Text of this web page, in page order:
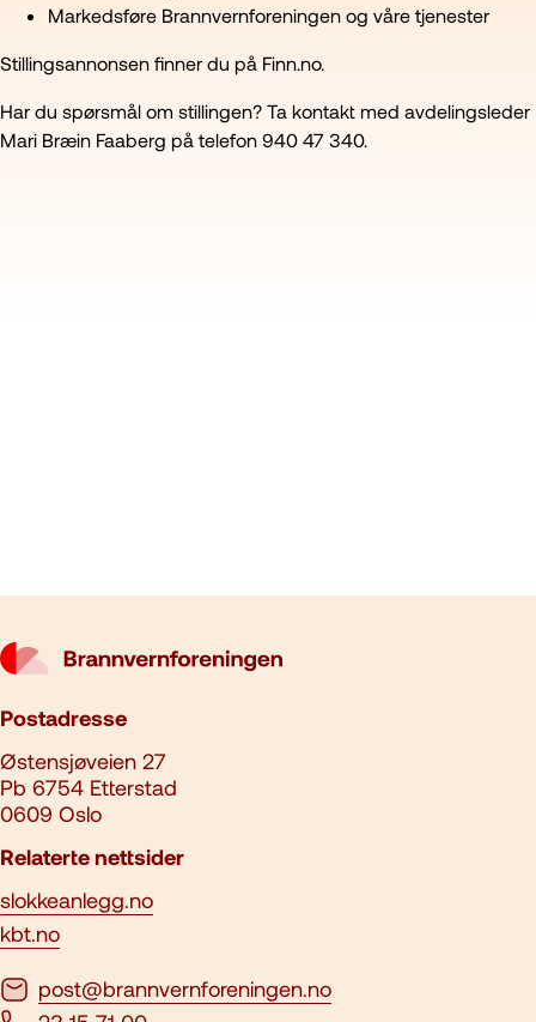
Markedsføre Brannvernforeningen og våre tjenester
Stillingsannonsen finner du på Finn.no.
Har du spørsmål om stillingen? Ta kontakt med avdelingsleder
Mari Bræin Faaberg på telefon 940 47 340.
Postadresse
Østensjøveien 27
Pb 6754 Etterstad
0609 Oslo
Relaterte nettsider
slokkeanlegg.no
kbt.no
post@brannvernforeningen.no